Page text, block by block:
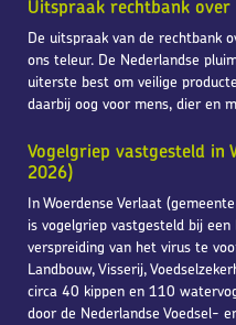
Uitspraak rechtbank
De uitspraak van de rechtbank
ons teleur. De Nederlandse
uiterste best om veilige
daarbij oog voor mens, dier en
Vogelgriep vastgesteld in
2026)
In Woerdense Verlaat
is vogelgriep vastgesteld bij
verspreiding van het virus te
Landbouw, Visserij,
circa 40 kippen en 110
door de Nederlandse Voedsel-